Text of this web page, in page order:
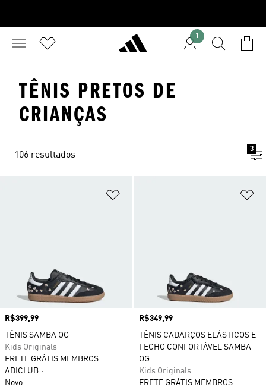
1
TÊNIS PRETOS DE
CRIANÇAS
106 resultados
3
Preço
R$399,99
TÊNIS SAMBA OG
Kids Originals
FRETE GRÁTIS MEMBROS
ADICLUB
Novo
Preço
R$349,99
TÊNIS CADARÇOS ELÁSTICOS E
FECHO CONFORTÁVEL SAMBA
OG
Kids Originals
FRETE GRÁTIS MEMBROS